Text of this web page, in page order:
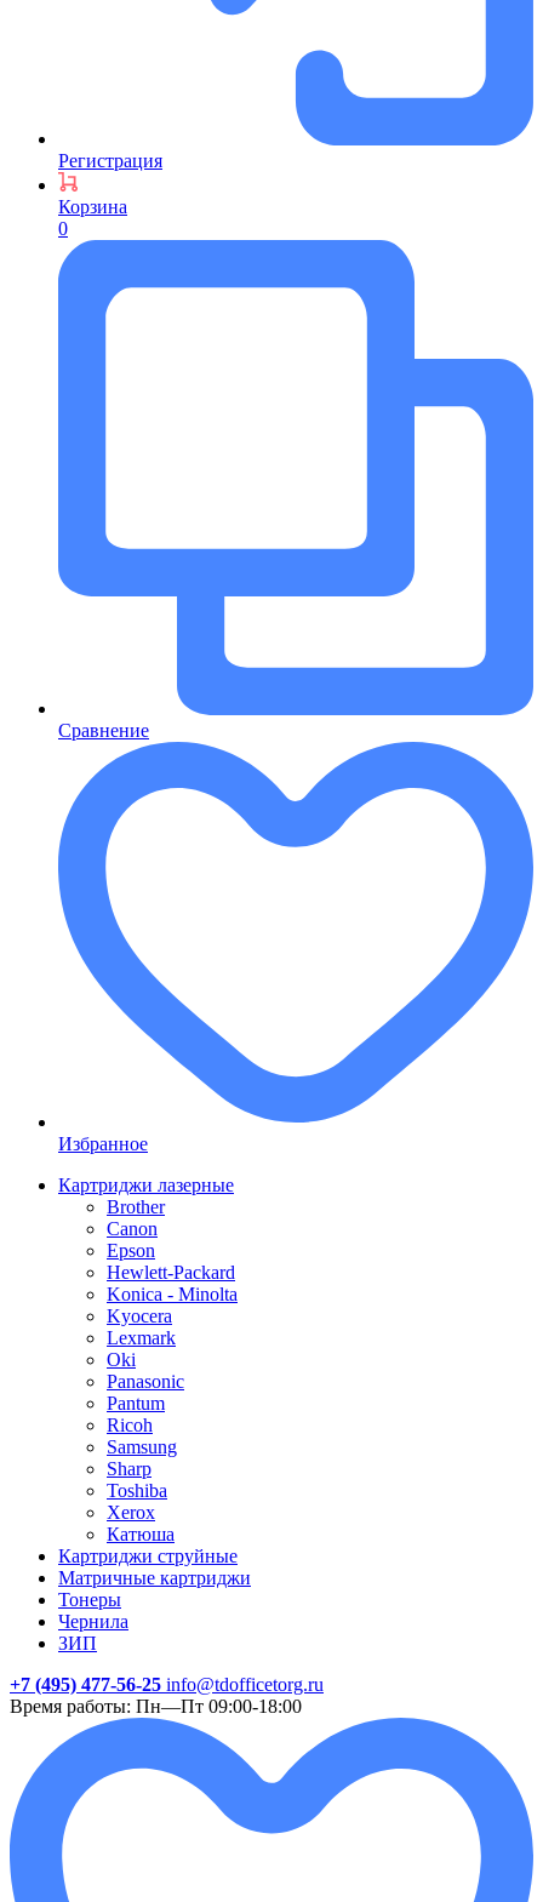
Регистрация
Корзина
0
Сравнение
Избранное
Картриджи лазерные
Brother
Canon
Epson
Hewlett-Packard
Konica - Minolta
Kyocera
Lexmark
Oki
Panasonic
Pantum
Ricoh
Samsung
Sharp
Toshiba
Xerox
Катюша
Картриджи струйные
Матричные картриджи
Тонеры
Чернила
ЗИП
+7 (495) 477-56-25 info@tdofficetorg.ru
Время работы: Пн—Пт 09:00-18:00